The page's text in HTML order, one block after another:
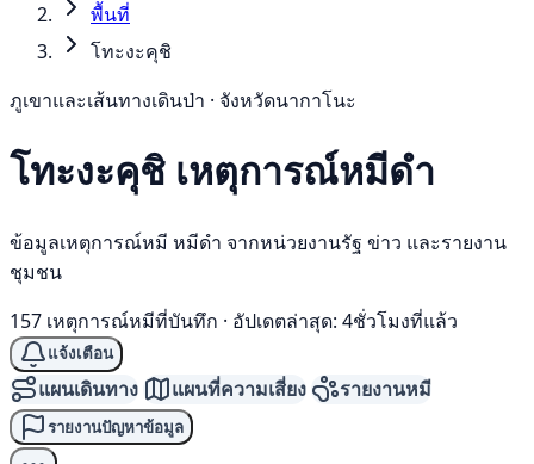
พื้นที่
โทะงะคุชิ
ภูเขาและเส้นทางเดินป่า · จังหวัดนากาโนะ
โทะงะคุชิ เหตุการณ์หมีดำ
ข้อมูลเหตุการณ์หมี หมีดำ จากหน่วยงานรัฐ ข่าว และรายงาน
ชุมชน
157 เหตุการณ์หมีที่บันทึก · อัปเดตล่าสุด: 4ชั่วโมงที่แล้ว
แจ้งเตือน
แผนเดินทาง แผนที่ความเสี่ยง รายงานหมี
รายงานปัญหาข้อมูล